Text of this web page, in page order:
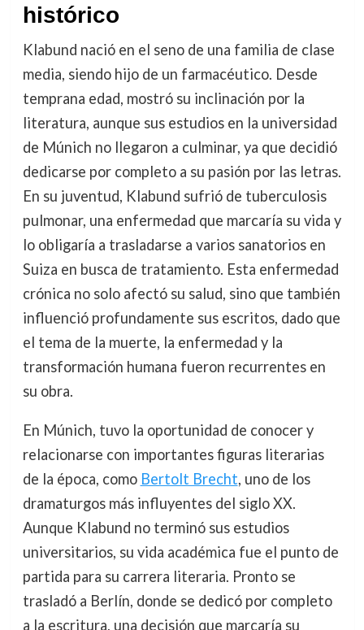
histórico
Klabund nació en el seno de una familia de clase
media, siendo hijo de un farmacéutico. Desde
temprana edad, mostró su inclinación por la
literatura, aunque sus estudios en la universidad
de Múnich no llegaron a culminar, ya que decidió
dedicarse por completo a su pasión por las letras.
En su juventud, Klabund sufrió de tuberculosis
pulmonar, una enfermedad que marcaría su vida y
lo obligaría a trasladarse a varios sanatorios en
Suiza en busca de tratamiento. Esta enfermedad
crónica no solo afectó su salud, sino que también
influenció profundamente sus escritos, dado que
el tema de la muerte, la enfermedad y la
transformación humana fueron recurrentes en
su obra.
En Múnich, tuvo la oportunidad de conocer y
relacionarse con importantes figuras literarias
de la época, como Bertolt Brecht, uno de los
dramaturgos más influyentes del siglo XX.
Aunque Klabund no terminó sus estudios
universitarios, su vida académica fue el punto de
partida para su carrera literaria. Pronto se
trasladó a Berlín, donde se dedicó por completo
a la escritura, una decisión que marcaría su